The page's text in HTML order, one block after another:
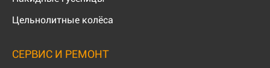
Цельнолитные колёса
СЕРВИС И РЕМОНТ